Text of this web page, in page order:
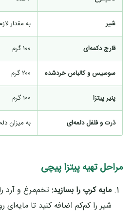
شیر به مقدار
قارچ دکمه‌ای ۱۰۰ گرم
سوسیس و کالباس خردشده ۲۰۰ گرم
پنیر پیتزا ۱۰۰ گرم
ذرت و فلفل دلمه‌ای به میزان
مراحل تهیه پیتزا پیچی
مایه کرپ را بسازید:تخم‌مرغ و آرد
شیر را کم‌کم اضافه کنید تا